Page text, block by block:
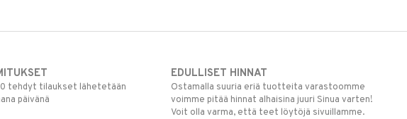
tehdyt tilaukset lähetetään
päivänä
EDULLISET HINNAT
Ostamalla suuria eriä tuotteita varastoomme
voimme pitää hinnat alhaisina juuri Sinua varten!
Voit olla varma, että teet löytöjä sivuillamme.